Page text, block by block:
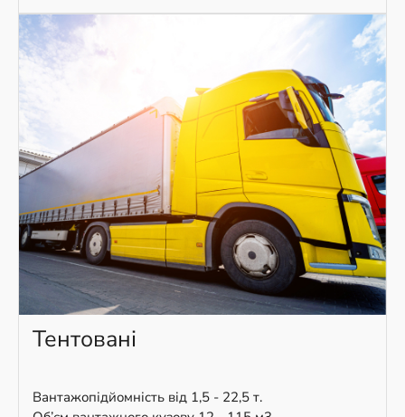
Тентовані
Вантажопідйомність від 1,5 - 22,5 т.